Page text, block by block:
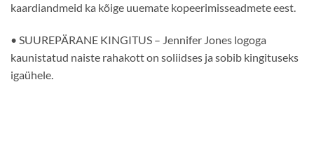
kaardiandmeid ka kõige uuemate kopeerimisseadmete eest.
• SUUREPÄRANE KINGITUS – Jennifer Jones logoga
kaunistatud naiste rahakott on soliidses ja sobib kingituseks
igaühele.